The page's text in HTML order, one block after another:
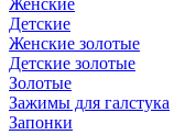
Женские
Детские
Женские золотые
Детские золотые
Золотые
Зажимы для галстука
Запонки